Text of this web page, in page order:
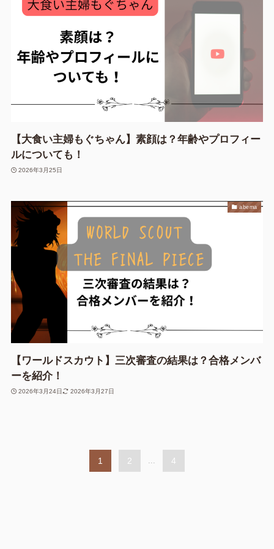
【大食い主婦もぐちゃん】素顔は？年齢やプロフィー
ルについても！
2026年3月25日
abema
【ワールドスカウト】三次審査の結果は？合格メンバ
ーを紹介！
2026年3月24日 2026年3月27日
1 2 ... 4